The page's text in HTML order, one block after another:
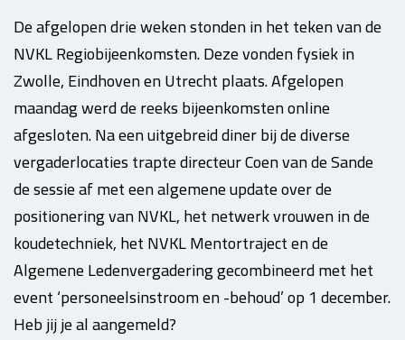
De afgelopen drie weken stonden in het teken van de
NVKL Regiobijeenkomsten. Deze vonden fysiek in
Zwolle, Eindhoven en Utrecht plaats. Afgelopen
maandag werd de reeks bijeenkomsten online
afgesloten. Na een uitgebreid diner bij de diverse
vergaderlocaties trapte directeur Coen van de Sande
de sessie af met een algemene update over de
positionering van NVKL, het netwerk vrouwen in de
koudetechniek, het NVKL Mentortraject en de
Algemene Ledenvergadering gecombineerd met het
event ‘personeelsinstroom en -behoud’ op 1 december.
Heb jij je al aangemeld?